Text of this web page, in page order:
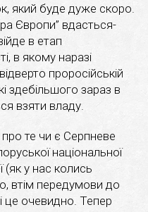
який буде дуже скоро.
Європи” вдасться-
в етап
в якому наразі
проросійській
здебільшого зараз в
взяти владу.
те чи є Серпневе
національної
(як у нас колись
втім передумови до
це очевидно. Тепер